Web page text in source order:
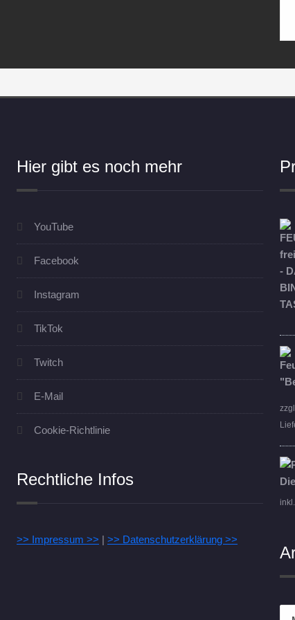
Hier gibt es noch mehr
YouTube
Facebook
Instagram
TikTok
Twitch
E-Mail
Cookie-Richtlinie
Rechtliche Infos
>> Impressum >> | >> Datenschutzerklärung >>